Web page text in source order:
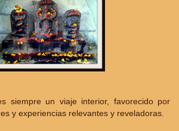
siempre un viaje interior, favorecido por
y experiencias relevantes y reveladoras.